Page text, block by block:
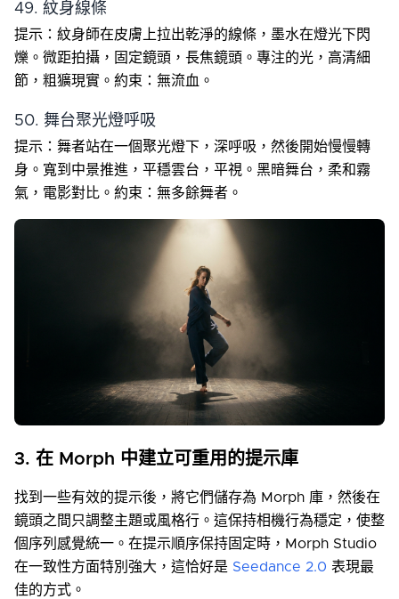
49. 紋身線條
提示：紋身師在皮膚上拉出乾淨的線條，墨水在燈光下閃
爍。微距拍攝，固定鏡頭，長焦鏡頭。專注的光，高清細
節，粗獷現實。約束：無流血。
50. 舞台聚光燈呼吸
提示：舞者站在一個聚光燈下，深呼吸，然後開始慢慢轉
身。寬到中景推進，平穩雲台，平視。黑暗舞台，柔和霧
氣，電影對比。約束：無多餘舞者。
3. 在 Morph 中建立可重用的提示庫
找到一些有效的提示後，將它們儲存為 Morph 庫，然後在
鏡頭之間只調整主題或風格行。這保持相機行為穩定，使整
個序列感覺統一。在提示順序保持固定時，Morph Studio
在一致性方面特別強大，這恰好是 Seedance 2.0 表現最
佳的方式。